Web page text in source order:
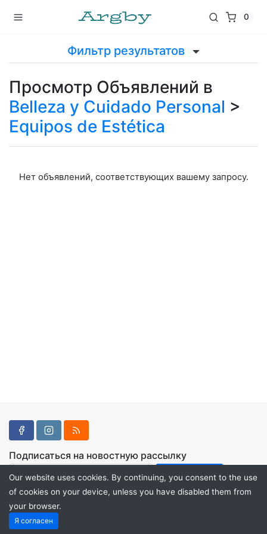
0
Фильтр результатов
Просмотр Объявлений в
Belleza y Cuidado Personal >
Equipos de Estética
Нет объявлений, соответствующих вашему запросу.
Подписаться на новостную рассылку
Powered by
Our website uses cookies. By continuing, you consent to the use
of cookies on your device, unless you have disabled them from
your browser.
Я согласен